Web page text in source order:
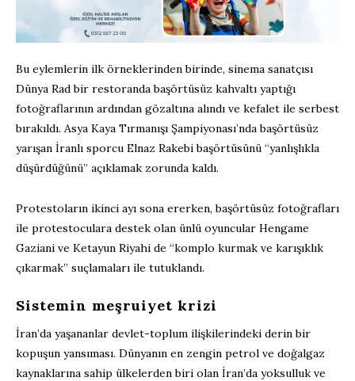
Bu eylemlerin ilk örneklerinden birinde, sinema sanatçısı
Dünya Rad bir restoranda başörtüsüz kahvaltı yaptığı
fotoğraflarının ardından gözaltına alındı ve kefalet ile serbest
bırakıldı. Asya Kaya Tırmanışı Şampiyonası’nda başörtüsüz
yarışan İranlı sporcu Elnaz Rakebi başörtüsünü “yanlışlıkla
düşürdüğünü” açıklamak zorunda kaldı.
Protestoların ikinci ayı sona ererken, başörtüsüz fotoğrafları
ile protestoculara destek olan ünlü oyuncular Hengame
Gaziani ve Ketayun Riyahi de “komplo kurmak ve karışıklık
çıkarmak” suçlamaları ile tutuklandı.
Sistemin meşruiyet krizi
İran’da yaşananlar devlet-toplum ilişkilerindeki derin bir
kopuşun yansıması. Dünyanın en zengin petrol ve doğalgaz
kaynaklarına sahip ülkelerden biri olan İran’da yoksulluk ve